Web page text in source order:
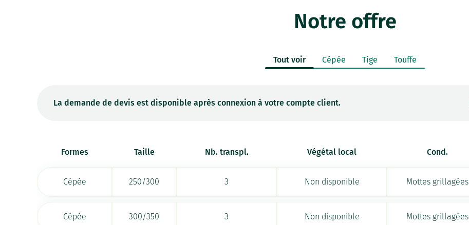
Notre offre
Tout voir Cépée Tige Touffe
La demande de devis est disponible après connexion à votre compte client.
Formes Taille Nb. transpl. Végétal local Cond.
Cépée 250/300 3 Non disponible Mottes grillagées
Cépée 300/350 3 Non disponible Mottes grillagées